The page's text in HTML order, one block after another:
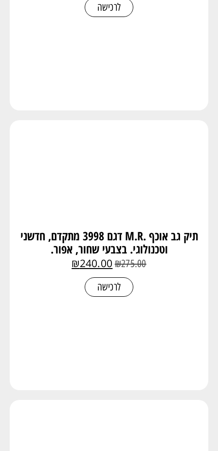
לרכישה
תיק גב אוכף .M.R דגם 3998 מתקדם, חדשני
וטכנולוגי. בצבעי שחור, אפור.
₪275.00
₪240.00
לרכישה